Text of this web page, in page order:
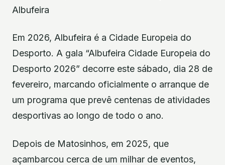
Albufeira
Em 2026, Albufeira é a Cidade Europeia do
Desporto. A gala “Albufeira Cidade Europeia do
Desporto 2026” decorre este sábado, dia 28 de
fevereiro, marcando oficialmente o arranque de
um programa que prevê centenas de atividades
desportivas ao longo de todo o ano.
Depois de Matosinhos, em 2025, que
açambarcou cerca de um milhar de eventos,